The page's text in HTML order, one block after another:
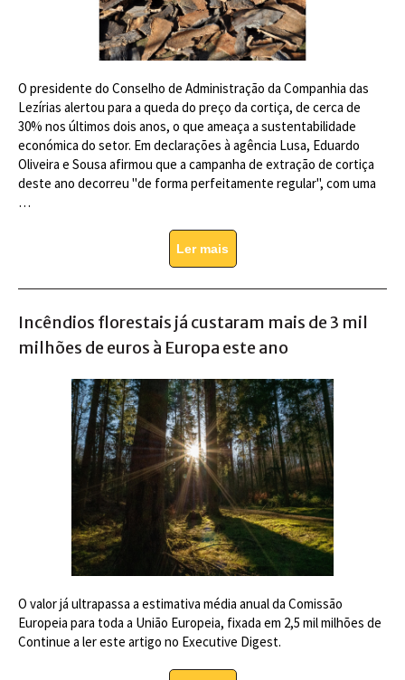
O presidente do Conselho de Administração da Companhia das
Lezírias alertou para a queda do preço da cortiça, de cerca de
30% nos últimos dois anos, o que ameaça a sustentabilidade
económica do setor. Em declarações à agência Lusa, Eduardo
Oliveira e Sousa afirmou que a campanha de extração de cortiça
deste ano decorreu "de forma perfeitamente regular", com uma
…
Ler mais
Incêndios florestais já custaram mais de 3 mil
milhões de euros à Europa este ano
O valor já ultrapassa a estimativa média anual da Comissão
Europeia para toda a União Europeia, fixada em 2,5 mil milhões de
Continue a ler este artigo no Executive Digest.